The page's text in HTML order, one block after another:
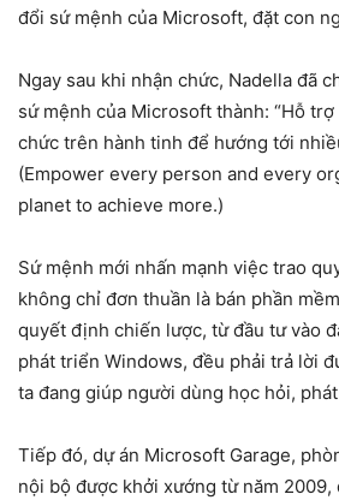
đổi sứ mệnh của Microsoft, đặt con
Ngay sau khi nhận chức, Nadella đã
sứ mệnh của Microsoft thành: “Hỗ
chức trên hành tinh để hướng tới
(Empower every person and every
planet to achieve more.)
Sứ mệnh mới nhấn mạnh việc trao
không chỉ đơn thuần là bán phần
quyết định chiến lược, từ đầu tư vào
phát triển Windows, đều phải trả lời
ta đang giúp người dùng học hỏi,
Tiếp đó, dự án Microsoft Garage,
nội bộ được khởi xướng từ năm 2009,